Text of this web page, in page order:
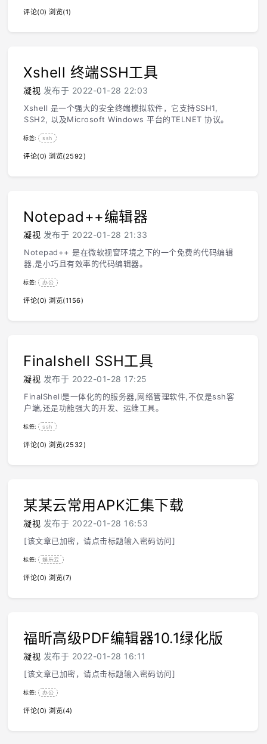
评论(0) 浏览(1)
Xshell 终端SSH工具
凝视 发布于 2022-01-28 22:03
Xshell 是一个强大的安全终端模拟软件，它支持SSH1,
SSH2, 以及Microsoft Windows 平台的TELNET 协议。
标签: ssh
评论(0) 浏览(2592)
Notepad++编辑器
凝视 发布于 2022-01-28 21:33
Notepad++ 是在微软视窗环境之下的一个免费的代码编辑
器,是小巧且有效率的代码编辑器。
标签: 办公
评论(0) 浏览(1156)
Finalshell SSH工具
凝视 发布于 2022-01-28 17:25
FinalShell是一体化的的服务器,网络管理软件,不仅是ssh客
户端,还是功能强大的开发、运维工具。
标签: ssh
评论(0) 浏览(2532)
某某云常用APK汇集下载
凝视 发布于 2022-01-28 16:53
[该文章已加密，请点击标题输入密码访问]
标签: 娱乐云
评论(0) 浏览(7)
福昕高级PDF编辑器10.1绿化版
凝视 发布于 2022-01-28 16:11
[该文章已加密，请点击标题输入密码访问]
标签: 办公
评论(0) 浏览(4)